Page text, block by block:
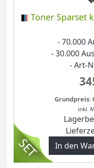
Toner Sparset
- 70.000
- 30.000
- Art-
Grundpreis:
inkl.